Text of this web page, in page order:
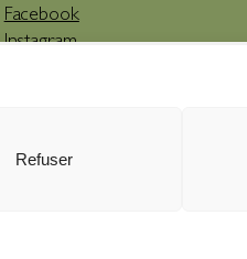
Refuser
Facebook
Instagram